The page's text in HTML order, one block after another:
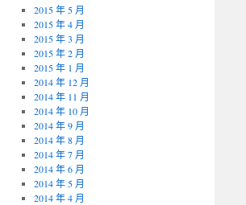
2015 年 5 月
2015 年 4 月
2015 年 3 月
2015 年 2 月
2015 年 1 月
2014 年 12 月
2014 年 11 月
2014 年 10 月
2014 年 9 月
2014 年 8 月
2014 年 7 月
2014 年 6 月
2014 年 5 月
2014 年 4 月